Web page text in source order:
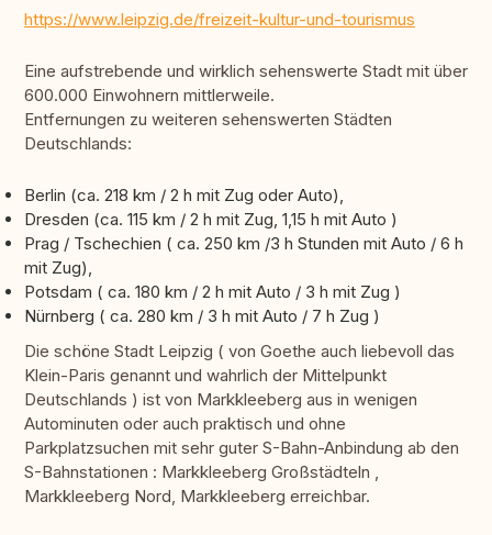
https://www.leipzig.de/freizeit-kultur-und-tourismus
Eine aufstrebende und wirklich sehenswerte Stadt mit über
600.000 Einwohnern mittlerweile.
Entfernungen zu weiteren sehenswerten Städten
Deutschlands:
Berlin (ca. 218 km / 2 h mit Zug oder Auto),
Dresden (ca. 115 km / 2 h mit Zug, 1,15 h mit Auto )
Prag / Tschechien ( ca. 250 km /3 h Stunden mit Auto / 6 h
mit Zug),
Potsdam ( ca. 180 km / 2 h mit Auto / 3 h mit Zug )
Nürnberg ( ca. 280 km / 3 h mit Auto / 7 h Zug )
Die schöne Stadt Leipzig ( von Goethe auch liebevoll das
Klein-Paris genannt und wahrlich der Mittelpunkt
Deutschlands ) ist von Markkleeberg aus in wenigen
Autominuten oder auch praktisch und ohne
Parkplatzsuchen mit sehr guter S-Bahn-Anbindung ab den
S-Bahnstationen : Markkleeberg Großstädteln ,
Markkleeberg Nord, Markkleeberg erreichbar.